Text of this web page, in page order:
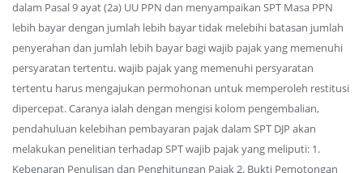
dalam Pasal 9 ayat (2a) UU PPN dan menyampaikan SPT Masa PPN
lebih bayar dengan jumlah lebih bayar tidak melebihi batasan jumlah
penyerahan dan jumlah lebih bayar bagi wajib pajak yang memenuhi
persyaratan tertentu. wajib pajak yang memenuhi persyaratan
tertentu harus mengajukan permohonan untuk memperoleh restitusi
dipercepat. Caranya ialah dengan mengisi kolom pengembalian,
pendahuluan kelebihan pembayaran pajak dalam SPT DJP akan
melakukan penelitian terhadap SPT wajib pajak yang meliputi: 1.
Kebenaran Penulisan dan Penghitungan Pajak 2. Bukti Pemotongan